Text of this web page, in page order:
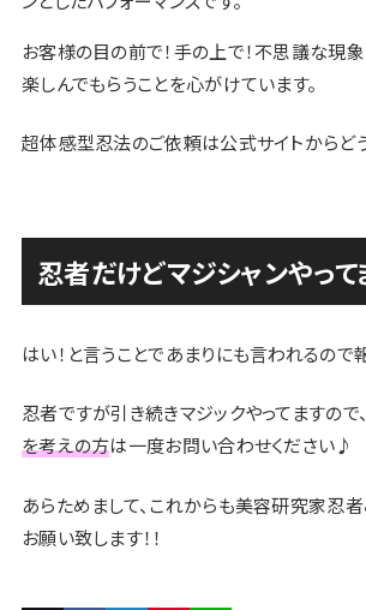
お客様の目の前で！手の上で！不思議な現
楽しんでもらうことを心がけています。
超体感型忍法のご依頼は公式サイトからどう
忍者だけどマジシャンやって
はい！と言うことであまりにも言われるので
忍者ですが引き続きマジックやってますので
を考えの方は一度お問い合わせください♪
あらためまして、これからも美容研究家忍者
お願い致します！！